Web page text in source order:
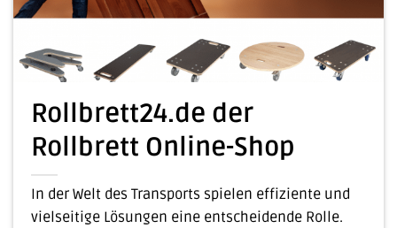
Rollbrett24.de der
Rollbrett Online-Shop
In der Welt des Transports spielen effiziente und
vielseitige Lösungen eine entscheidende Rolle.